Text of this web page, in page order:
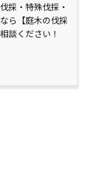
採・特殊伐採・
ら【庭木の伐採
談ください！